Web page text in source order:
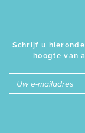
Schrijf u
hoogte van